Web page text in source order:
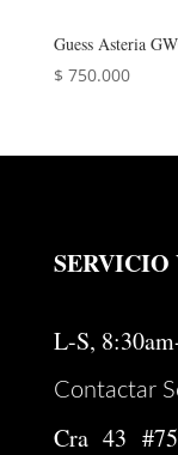
Guess Asteria
$ 750.000
SERVICIO
L-S,
Contactar
Cra 43